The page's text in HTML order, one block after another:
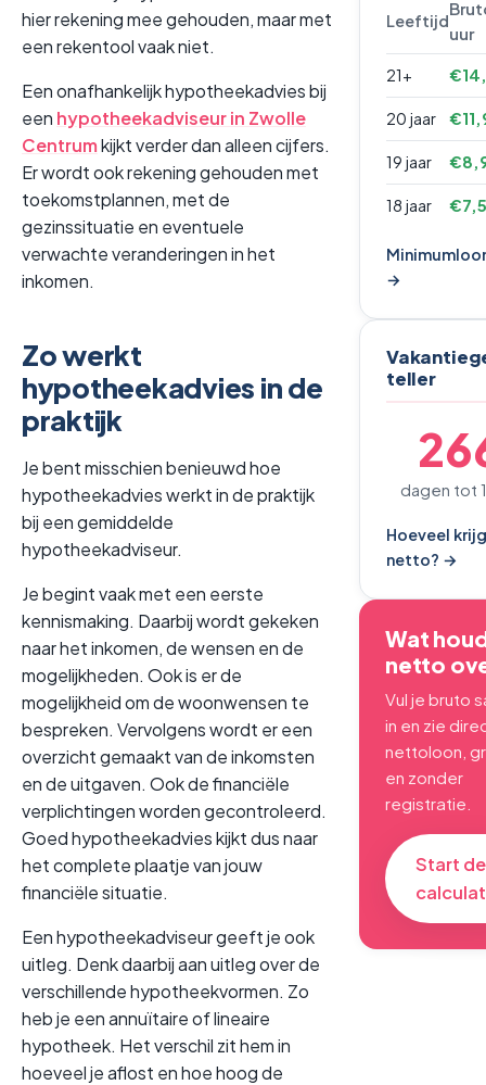
hier rekening mee gehouden, maar met
een rekentool vaak niet.
Een onafhankelijk hypotheekadvies bij
een hypotheekadviseur in Zwolle
Centrumkijkt verder dan alleen cijfers.
Er wordt ook rekening gehouden met
toekomstplannen, met de
gezinssituatie en eventuele
verwachte veranderingen in het
inkomen.
Zo werkt
hypotheekadvies in de
praktijk
Je bent misschien benieuwd hoe
hypotheekadvies werkt in de praktijk
bij een gemiddelde
hypotheekadviseur.
Je begint vaak met een eerste
kennismaking. Daarbij wordt gekeken
naar het inkomen, de wensen en de
mogelijkheden. Ook is er de
mogelijkheid om de woonwensen te
bespreken. Vervolgens wordt er een
overzicht gemaakt van de inkomsten
en de uitgaven. Ook de financiële
verplichtingen worden gecontroleerd.
Goed hypotheekadvies kijkt dus naar
het complete plaatje van jouw
financiële situatie.
Een hypotheekadviseur geeft je ook
uitleg. Denk daarbij aan uitleg over de
verschillende hypotheekvormen. Zo
heb je een annuïtaire of lineaire
hypotheek. Het verschil zit hem in
hoeveel je aflost en hoe hoog de
Leeftijd
uur
21+
20 jaar
19 jaar
18 jaar
→
teller
dagen tot
Hoeveel
netto? →
Wat
netto
Vul je bruto
in en zie
nettoloon,
en zonder
registratie.
Start de